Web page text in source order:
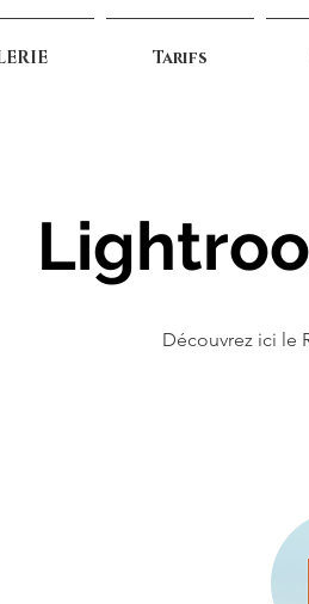
Tarifs
Découvrez ici le